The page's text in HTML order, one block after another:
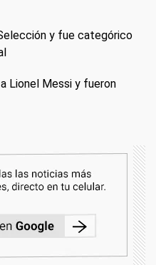
y fue categórico
Lionel Messi y fueron